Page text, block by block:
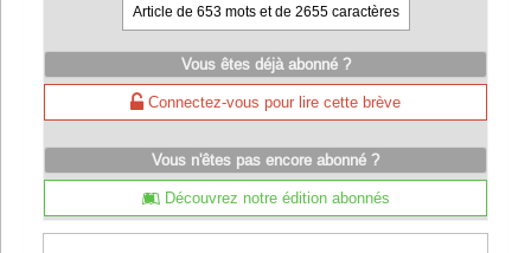
Article de 653 mots et de 2655 caractères
Vous êtes déjà abonné ?
Connectez-vous pour lire cette brève
Vous n'êtes pas encore abonné ?
Découvrez notre édition abonnés